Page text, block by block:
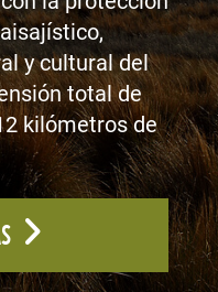
y cultural del
total de
kilómetros de